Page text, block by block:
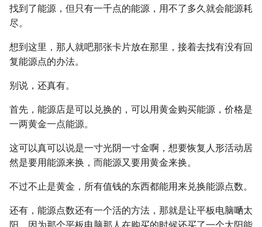
找到了能源，但只有一千点的能源，用不了多久就会能源耗
尽。
想到这里，那人就吧那张卡片放在那里，接着去找有没有回
复能源点的办法。
别说，还真有。
首先，能源店是可以兑换的，可以用黄金购买能源，价格是
一两黄金一点能源。
这可以真可以说是一寸光阴一寸金啊，想要恢复人形活动居
然是要用能源来换，而能源又要用黄金来换。
不过不止是黄金，所有值钱的东西都能用来兑换能源点数。
还有，能源点数还有一个活的方法，那就是让平板电脑嗮太